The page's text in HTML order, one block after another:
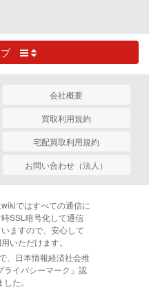
プ
会社概要
買取利用規約
宅配買取利用規約
お問い合わせ（法人）
ではすべての通信に
SSL暗号化して通信
いますので、安心して
いただけます。
、日本情報経済社会推
ライバシーマーク」認
た。